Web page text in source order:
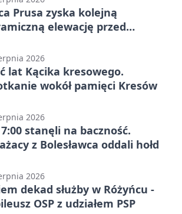
Prusa zyska kolejną
elewację przed
2026
lat Kącika kresowego.
wokół pamięci Kresów
2026
stanęli na baczność.
z Bolesławca oddali hołd
2026
dekad służby w Różyńcu -
OSP z udziałem PSP